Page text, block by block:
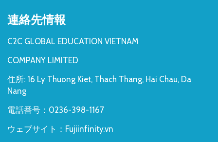
連絡先情報
C2C GLOBAL EDUCATION VIETNAM
COMPANY LIMITED
住所: 16 Ly Thuong Kiet, Thach Thang, Hai Chau, Da
Nang
電話番号：0236-398-1167
ウェブサイト：Fujiinfinity.vn